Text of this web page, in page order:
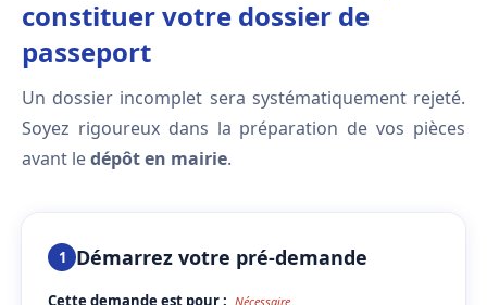
constituer votre dossier de
passeport
Un dossier incomplet sera systématiquement rejeté.
Soyez rigoureux dans la préparation de vos pièces
avant ledépôt en mairie.
1 Démarrez votre pré-demande
Cette demande est pour : Nécessaire